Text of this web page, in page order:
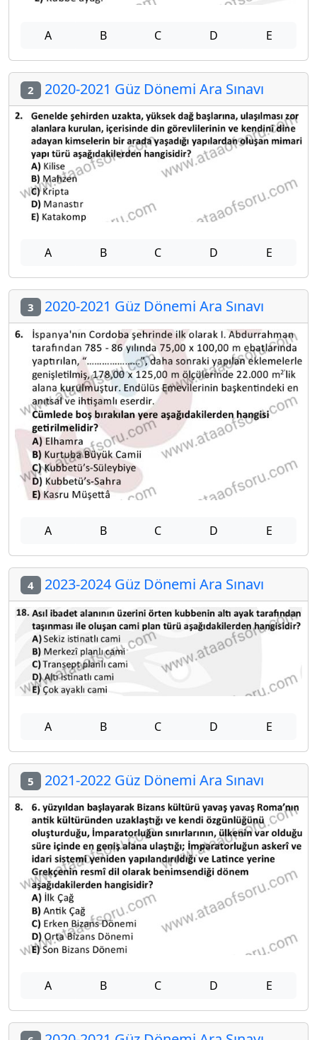
A B C D E
2 2020-2021 Güz Dönemi Ara Sınavı
A B C D E
3 2020-2021 Güz Dönemi Ara Sınavı
A B C D E
4 2023-2024 Güz Dönemi Ara Sınavı
A B C D E
5 2021-2022 Güz Dönemi Ara Sınavı
A B C D E